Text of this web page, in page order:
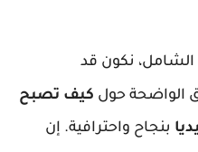
الشامل، نكون قد
الواضحة حول كيف تصبح
بنجاح واحترافية. إن